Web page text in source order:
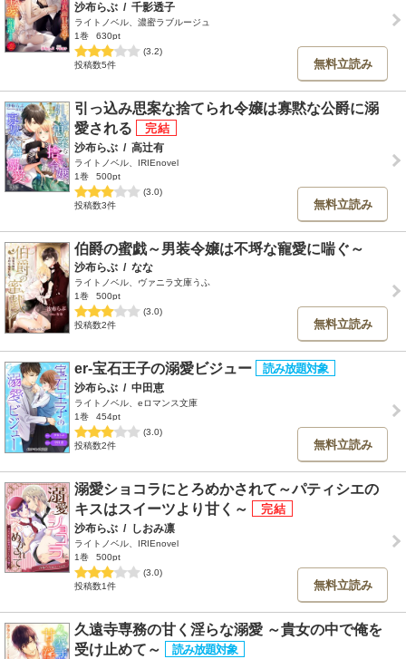
沙布らぶ / 千影透子
ライトノベル、濃蜜ラブルージュ
1巻
630pt
(3.2)
投稿数5件
無料立読み
引っ込み思案な捨てられ令嬢は寡黙な公爵に溺
愛される
沙布らぶ / 高辻有
ライトノベル、IRIEnovel
1巻
500pt
(3.0)
投稿数3件
無料立読み
伯爵の蜜戯～男装令嬢は不埒な寵愛に喘ぐ～
沙布らぶ / なな
ライトノベル、ヴァニラ文庫うふ
1巻
500pt
(3.0)
投稿数2件
無料立読み
er-宝石王子の溺愛ビジュー
沙布らぶ / 中田恵
ライトノベル、eロマンス文庫
1巻
454pt
(3.0)
投稿数2件
無料立読み
溺愛ショコラにとろめかされて～パティシエの
キスはスイーツより甘く～
沙布らぶ / しおみ凛
ライトノベル、IRIEnovel
1巻
500pt
(3.0)
投稿数1件
無料立読み
久遠寺専務の甘く淫らな溺愛 ～貴女の中で俺を
受け止めて～